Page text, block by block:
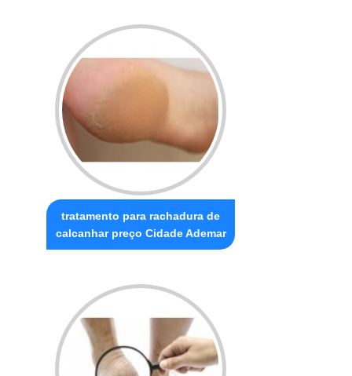
tratamento para rachadura de
calcanhar preço Cidade Ademar